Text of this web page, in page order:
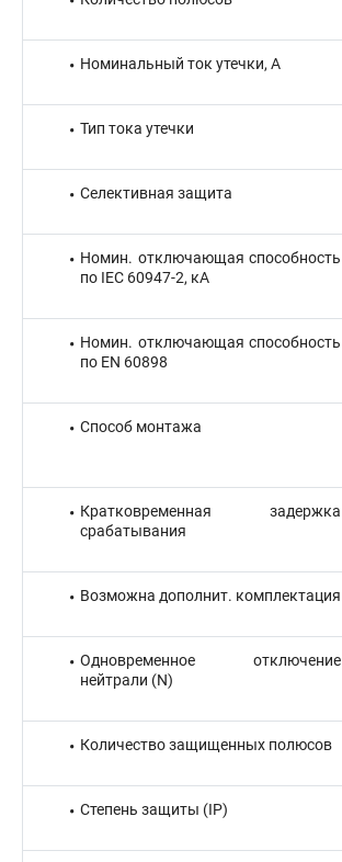
Номинальный ток утечки, А
Тип тока утечки
Селективная защита
Номин. отключающая способность
по IEC 60947-2, кА
Номин. отключающая способность
по EN 60898
Способ монтажа
Кратковременная задержка
срабатывания
Возможна дополнит. комплектация
Одновременное отключение
нейтрали (N)
Количество защищенных полюсов
Степень защиты (IP)